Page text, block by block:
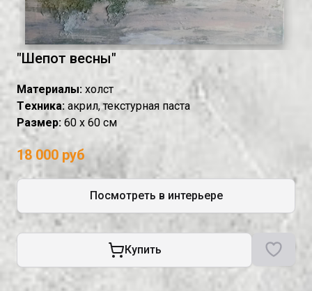
"Шепот весны"
Материалы: холст
Tехника: акрил, текстурная паста
Размер: 60 х 60 см
18 000 руб
Посмотреть в интерьере
Купить